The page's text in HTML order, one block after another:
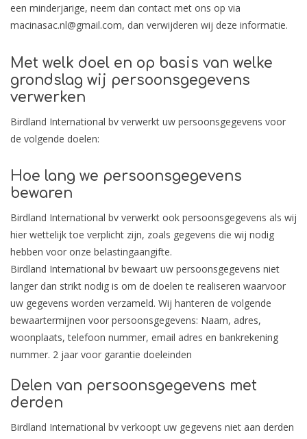
een minderjarige, neem dan contact met ons op via
macinasac.nl@gmail.com, dan verwijderen wij deze informatie.
Met welk doel en op basis van welke
grondslag wij persoonsgegevens
verwerken
Birdland International bv verwerkt uw persoonsgegevens voor
de volgende doelen:
Hoe lang we persoonsgegevens
bewaren
Birdland International bv verwerkt ook persoonsgegevens als wij
hier wettelijk toe verplicht zijn, zoals gegevens die wij nodig
hebben voor onze belastingaangifte.
Birdland International bv bewaart uw persoonsgegevens niet
langer dan strikt nodig is om de doelen te realiseren waarvoor
uw gegevens worden verzameld. Wij hanteren de volgende
bewaartermijnen voor persoonsgegevens: Naam, adres,
woonplaats, telefoon nummer, email adres en bankrekening
nummer. 2 jaar voor garantie doeleinden
Delen van persoonsgegevens met
derden
Birdland International bv verkoopt uw gegevens niet aan derden